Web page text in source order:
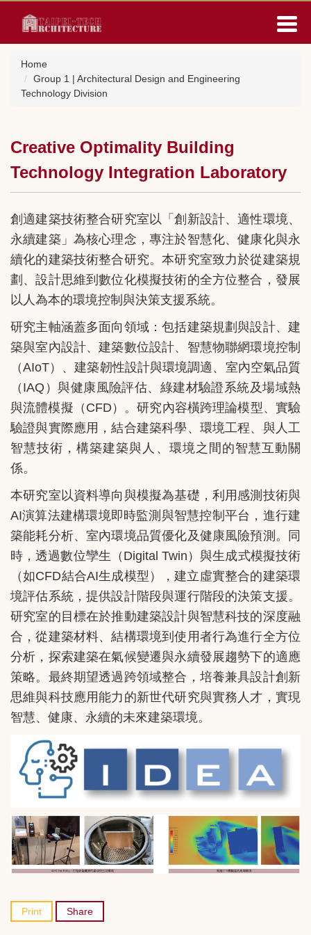
content
block
Home
Group 1 | Architectural Design and Engineering
Technology Division
Creative Optimality Building
Technology Integration Laboratory
創適建築技術整合研究室以「創新設計、適性環境、
永續建築」為核心理念，專注於智慧化、健康化與永
續化的建築技術整合研究。本研究室致力於從建築規
劃、設計思維到數位化模擬技術的全方位整合，發展
以人為本的環境控制與決策支援系統。
研究主軸涵蓋多面向領域：包括建築規劃與設計、建
築與室內設計、建築數位設計、智慧物聯網環境控制
（AIoT）、建築韌性設計與環境調適、室內空氣品質
（IAQ）與健康風險評估、綠建材驗證系統及場域熱
與流體模擬（CFD）。研究內容橫跨理論模型、實驗
驗證與實際應用，結合建築科學、環境工程、與人工
智慧技術，構築建築與人、環境之間的智慧互動關
係。
本研究室以資料導向與模擬為基礎，利用感測技術與
AI演算法建構環境即時監測與智慧控制平台，進行建
築能耗分析、室內環境品質優化及健康風險預測。同
時，透過數位孿生（Digital Twin）與生成式模擬技術
（如CFD結合AI生成模型），建立虛實整合的建築環
境評估系統，提供設計階段與運行階段的決策支援。
研究室的目標在於推動建築設計與智慧科技的深度融
合，從建築材料、結構環境到使用者行為進行全方位
分析，探索建築在氣候變遷與永續發展趨勢下的適應
策略。最終期望透過跨領域整合，培養兼具設計創新
思維與科技應用能力的新世代研究與實務人才，實現
智慧、健康、永續的未來建築環境。
Print Share